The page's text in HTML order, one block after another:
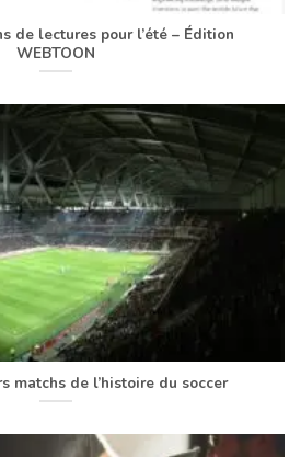
de lectures pour l’été – Édition
WEBTOON
matchs de l’histoire du soccer